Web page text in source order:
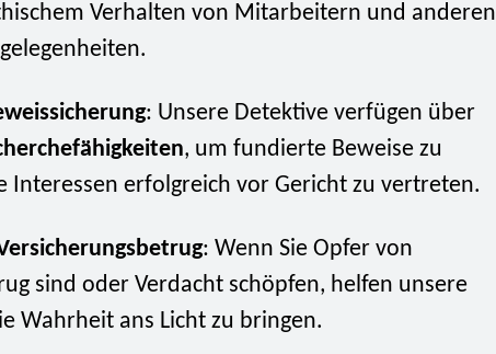
Verhalten von Mitarbeitern und anderen
: Unsere Detektive verfügen über
, um fundierte Beweise zu
Interessen erfolgreich vor Gericht zu vertreten.
: Wenn Sie Opfer von
sind oder Verdacht schöpfen, helfen unsere
Wahrheit ans Licht zu bringen.